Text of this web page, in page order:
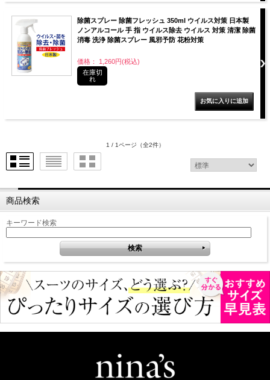
除菌スプレー 除菌フレッシュ 350ml ウイルス対策 日本製
ノンアルコール 手 指 ウイルス除去 ウイルス 対策 清潔 除菌
消毒 洗浄 除菌スプレー 風邪予防 花粉対策
価格： 1,260円(税込)
在庫切
れ
1 / 1ページ （全2件）
商品検索
キーワード検索